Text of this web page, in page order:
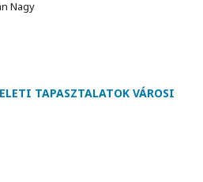
Nagy
TAPASZTALATOK VÁROSI